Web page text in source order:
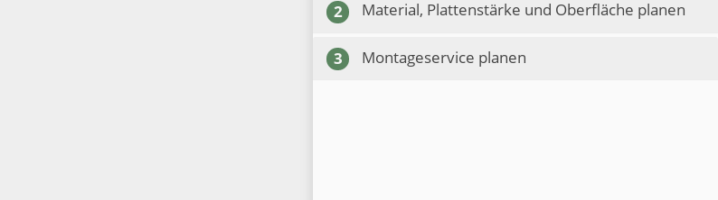
2 Material, Plattenstärke und Oberfläche planen
3 Montageservice planen